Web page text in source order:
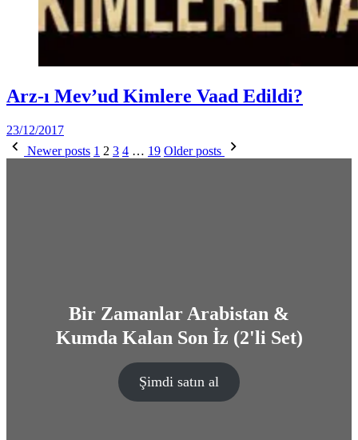
Posted
in
Dünya
(Video)
Arz-ı Mev’ud Kimlere Vaad Edildi?
by
DerinDunya
23/12/2017
YazıNewer posts 1 2 3 4 … 19 Older posts
Bir Zamanlar Arabistan &
Kumda Kalan Son İz (2'li Set)
Şimdi satın al